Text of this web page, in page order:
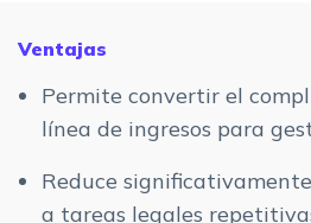
Ventajas
Permite convertir el
línea de ingresos para
Reduce
a tareas legales